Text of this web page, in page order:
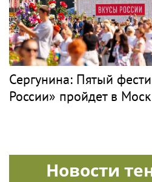
Сергунина: Пятый
России» пройдет в
Новости